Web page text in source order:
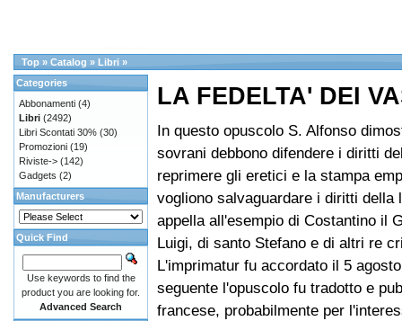
Top » Catalog » Libri »
LA FEDELTA' DEI
In questo opuscolo S. Alfonso
sovrani debbono difendere i diritti
reprimere gli eretici e la stampa
vogliono salvaguardare i diritti della
appella all'esempio di Costantino il
Luigi, di santo Stefano e di altri re
L'imprimatur fu accordato il 5
seguente l'opuscolo fu tradotto e
francese, probabilmente per
Categories
Abbonamenti (4)
Libri (2492)
Libri Scontati 30% (30)
Promozioni (19)
Riviste-> (142)
Gadgets (2)
Manufacturers
Quick Find
Use keywords to find the
product you are looking for.
Advanced Search